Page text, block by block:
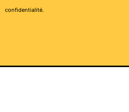
confidentialité.